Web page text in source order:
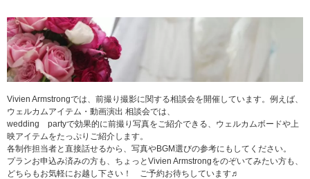
Vivien Armstrongでは、前撮り撮影に関する相談会を開催しています。例えば、
ウェルカムアイテム・動画演出 相談会では、
wedding partyで効果的に前撮り写真をご紹介できる、ウェルカムボードや上
映アイテムをたっぷりご紹介します。
各制作担当者と直接話せるから、写真やBGM選びの参考にもしてください。
プランお申込み済みの方も、ちょっとVivien Armstrongをのぞいてみたい方も、
どちらもお気軽にお越し下さい！ ご予約お待ちしています♬